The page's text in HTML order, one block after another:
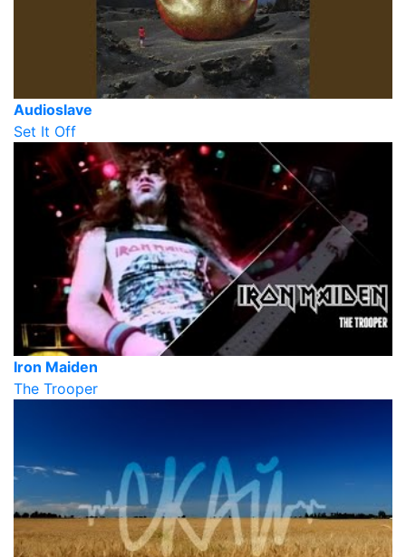
Audioslave
Set It Off
Iron Maiden
The Trooper